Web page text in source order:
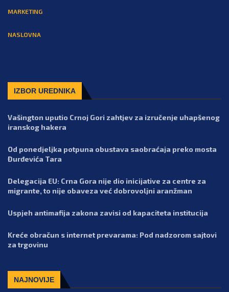
MARKETING
NASLOVNA
IZBOR UREDNIKA
Vašington uputio Crnoj Gori zahtjev za izručenje uhapšenog
iranskog hakera
Od ponedjeljka potpuna obustava saobraćaja preko mosta
Đurđevića Tara
Delegacija EU: Crna Gora nije dio inicijative za centre za
migrante, to nije obaveza već dobrovoljni aranžman
Uspjeh antimafija zakona zavisi od kapaciteta institucija
Kreće obračun s internet prevarama: Pod nadzorom sajtovi
za trgovinu
NAJNOVIJE